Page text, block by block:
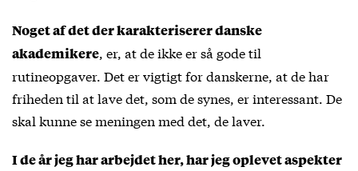
Noget af det der karakteriserer danske
akademikere, er, at de ikke er så gode til
rutineopgaver. Det er vigtigt for danskerne, at de har
friheden til at lave det, som de synes, er interessant. De
skal kunne se meningen med det, de laver.
I de år jeg har arbejdet her, har jeg oplevet aspekter